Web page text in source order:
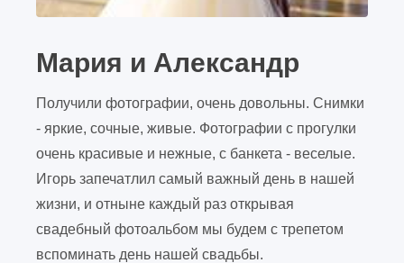
Мария и Александр
Получили фотографии, очень довольны. Снимки
- яркие, сочные, живые. Фотографии с прогулки
очень красивые и нежные, с банкета - веселые.
Игорь запечатлил самый важный день в нашей
жизни, и отныне каждый раз открывая
свадебный фотоальбом мы будем с трепетом
вспоминать день нашей свадьбы.